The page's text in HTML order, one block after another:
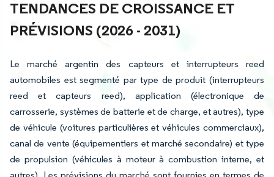
TENDANCES DE CROISSANCE ET
PRÉVISIONS (2026 - 2031)
Le marché argentin des capteurs et interrupteurs reed
automobiles est segmenté par type de produit (interrupteurs
reed et capteurs reed), application (électronique de
carrosserie, systèmes de batterie et de charge, et autres), type
de véhicule (voitures particulières et véhicules commerciaux),
canal de vente (équipementiers et marché secondaire) et type
de propulsion (véhicules à moteur à combustion interne, et